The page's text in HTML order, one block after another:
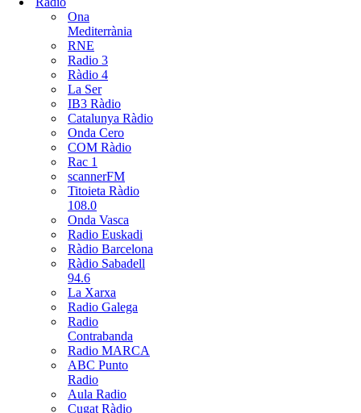
Ona
Mediterrània
RNE
Radio 3
Ràdio 4
La Ser
IB3 Ràdio
Catalunya Ràdio
Onda Cero
COM Ràdio
Rac 1
scannerFM
Titoieta Ràdio
108.0
Onda Vasca
Radio Euskadi
Ràdio Barcelona
Ràdio Sabadell
94.6
La Xarxa
Radio Galega
Radio
Contrabanda
Radio MARCA
ABC Punto
Radio
Aula Radio
Cugat Ràdio